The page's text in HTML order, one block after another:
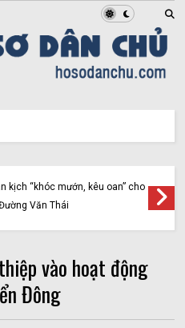
kịch “khóc mướn, kêu oan” cho
Văn Thái
vào hoạt động
Đông